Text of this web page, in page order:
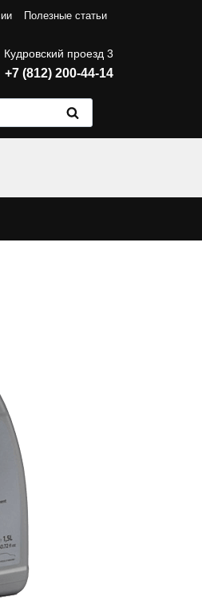
Полезные статьи
Кудровский проезд 3
+7 (812) 200-44-14